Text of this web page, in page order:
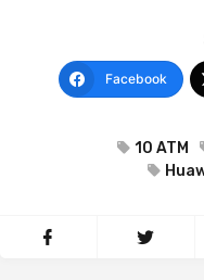
Facebook
10 ATM